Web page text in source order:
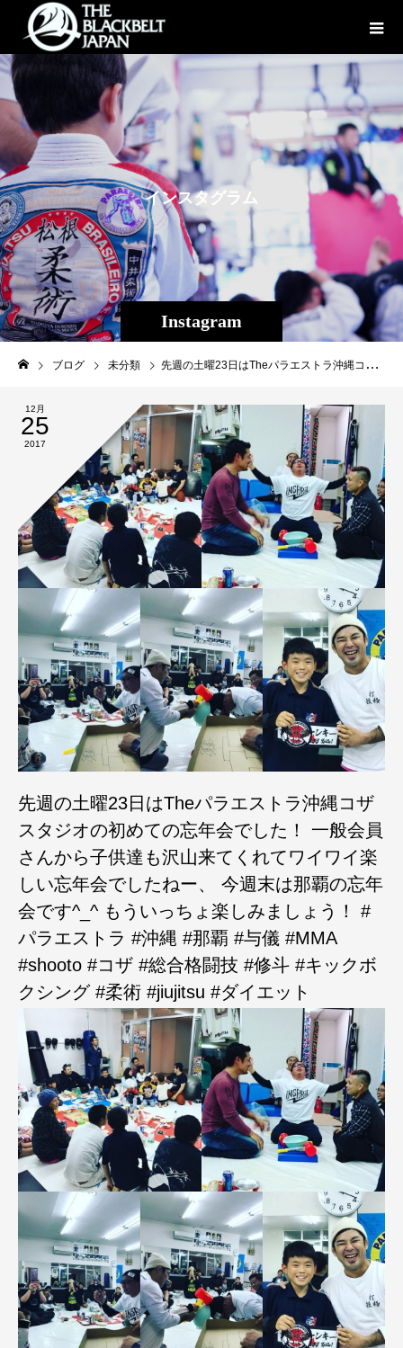
Instagram
インスタグラ ム
ブログ 未分類 先週の土曜23日はTheパラエストラ沖縄コザスタジオの初めての忘年会でした！ 一般会員さんから子供達も沢山来てくれてワイワイ楽しい忘年会でしたねー、 今週末は那覇の忘年会です^_^ もういっちょ楽しみましょう！ #パラエストラ #沖縄 #那覇 #与儀 #MMA #shooto #コザ #総合格闘技 #修斗 #キックボクシング #柔術 #jiujitsu #ダイエット
12月
25
2017
先週の土曜23日はTheパラエストラ沖縄コザ
スタジオの初めての忘年会でした！ 一般会員
さんから子供達も沢山来てくれてワイワイ楽
しい忘年会でしたねー、 今週末は那覇の忘年
会です^_^ もういっちょ楽しみましょう！ #
パラエストラ #沖縄 #那覇 #与儀 #MMA
#shooto #コザ #総合格闘技 #修斗 #キックボ
クシング #柔術 #jiujitsu #ダイエット